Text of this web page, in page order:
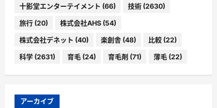
十影堂エンターテイメント (66) 技術 (2630)
旅行 (20) 株式会社AHS (54)
株式会社デネット (40) 楽創舎 (48) 比較 (22)
科学 (2631) 育毛 (24) 育毛剤 (71) 薄毛 (22)
アーカイブ